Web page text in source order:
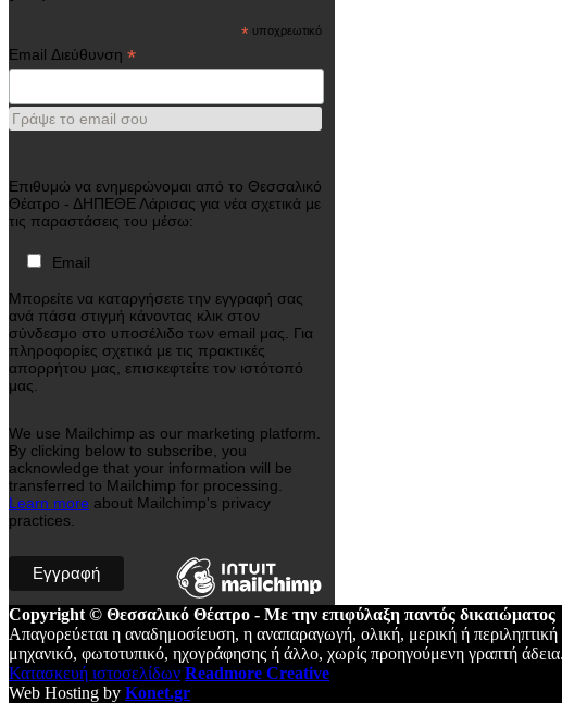
* υποχρεωτικό
Email Διεύθυνση *
Γράψε το email σου
Επιθυμώ να ενημερώνομαι από το Θεσσαλικό
Θέατρο - ΔΗΠΕΘΕ Λάρισας για νέα σχετικά με
τις παραστάσεις του μέσω:
Email
Μπορείτε να καταργήσετε την εγγραφή σας
ανά πάσα στιγμή κάνοντας κλικ στον
σύνδεσμο στο υποσέλιδο των email μας. Για
πληροφορίες σχετικά με τις πρακτικές
απορρήτου μας, επισκεφτείτε τον ιστότοπό
μας.
We use Mailchimp as our marketing platform.
By clicking below to subscribe, you
acknowledge that your information will be
transferred to Mailchimp for processing.
Learn more about Mailchimp's privacy
practices.
Copyright © Θεσσαλικό Θέατρο - Με την επιφύλαξη παντός δικαιώματος
Απαγορεύεται η αναδημοσίευση, η αναπαραγωγή, ολική, μερική ή
μηχανικό, φωτοτυπικό, ηχογράφησης ή άλλο, χωρίς προηγούμενη γραπτή
Κατασκευή ιστοσελίδων Readmore Creative
Web Hosting by Konet.gr